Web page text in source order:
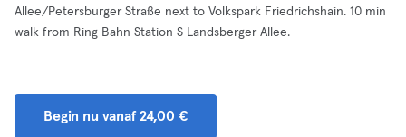
Allee/Petersburger Straße next to Volkspark Friedrichshain. 10 min
walk from Ring Bahn Station S Landsberger Allee.
Begin nu vanaf 24,00 €